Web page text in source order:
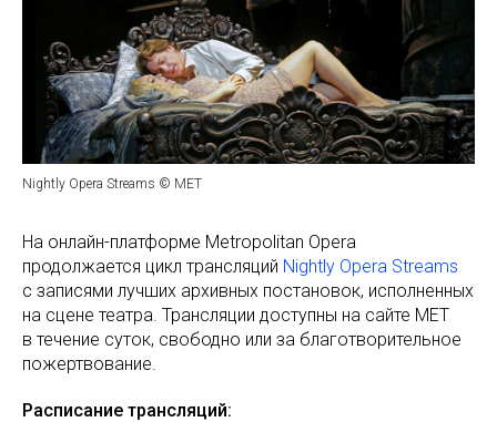
Nightly Opera Streams © MET
На онлайн-платформе Metropolitan Opera
продолжается цикл трансляций Nightly Opera Streams
с записями лучших архивных постановок, исполненных
на сцене театра. Трансляции доступны на сайте MET
в течение суток, свободно или за благотворительное
пожертвование.
Расписание трансляций: